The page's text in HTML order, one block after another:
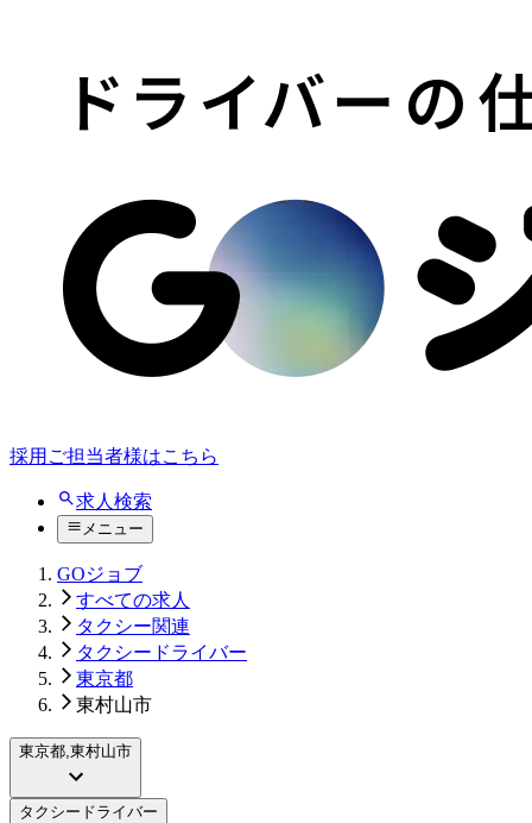
採用ご担当者様はこちら
求人検索
メニュー
GOジョブ
すべての求人
タクシー関連
タクシードライバー
東京都
東村山市
東京都,東村山市
タクシードライバー